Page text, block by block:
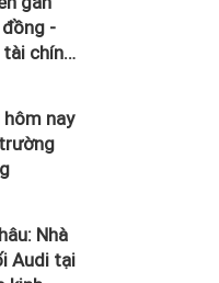
-
chính
ACV
hôm nay
Nhà
Audi tại